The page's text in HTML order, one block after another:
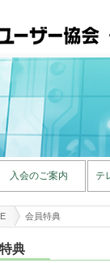
入会のご案内 テ
会員特典
典